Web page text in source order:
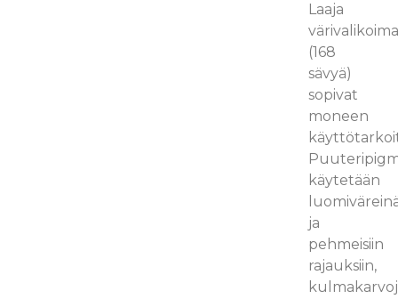
Laaja
(168
sävyä)
sopivat
moneen
käytetään
ja
pehmeisiin
rajauksiin,